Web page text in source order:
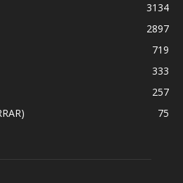
3134
2897
719
333
257
75